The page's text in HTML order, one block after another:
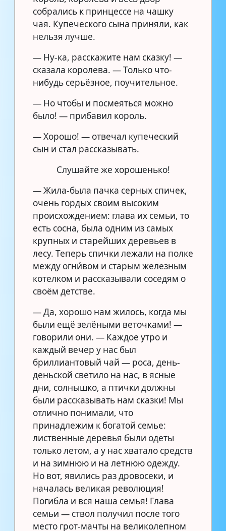
собрались к принцессе на чашку
чая. Купеческого сына приняли, как
нельзя лучше.
— Ну-ка, расскажите нам сказку! —
сказала королева. — Только что-
нибудь серьёзное, поучительное.
— Но чтобы и посмеяться можно
было! — прибавил король.
— Хорошо! — отвечал купеческий
сын и стал рассказывать.
Слушайте же хорошенько!
— Жила-была пачка серных спичек,
очень гордых своим высоким
происхождением: глава их семьи, то
есть сосна, была одним из самых
крупных и старейших деревьев в
лесу. Теперь спички лежали на полке
между огни́вом и старым железным
котелком и рассказывали соседям о
своём детстве.
— Да, хорошо нам жилось, когда мы
были ещё зелёными веточками! —
говорили они. — Каждое утро и
каждый вечер у нас был
бриллиантовый чай — роса, день-
деньской светило на нас, в ясные
дни, солнышко, а птички должны
были рассказывать нам сказки! Мы
отлично понимали, что
принадлежим к богатой семье:
лиственные деревья были одеты
только летом, а у нас хватало средств
и на зимнюю и на летнюю одежду.
Но вот, явились раз дровосеки, и
началась великая революция!
Погибла и вся наша семья! Глава
семьи — ствол получил после того
место грот-мачты на великолепном